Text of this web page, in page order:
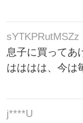
sYTKPRutMSZz
息子に買ってあ
はははは、今は
j****U